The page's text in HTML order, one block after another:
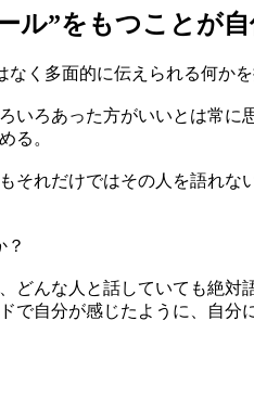
ル”をもつことが自
く多面的に伝えられる何か
ろあった方がいいとは常
る。
それだけではその人を語れ
？
んな人と話していても絶
自分が感じたように、自分